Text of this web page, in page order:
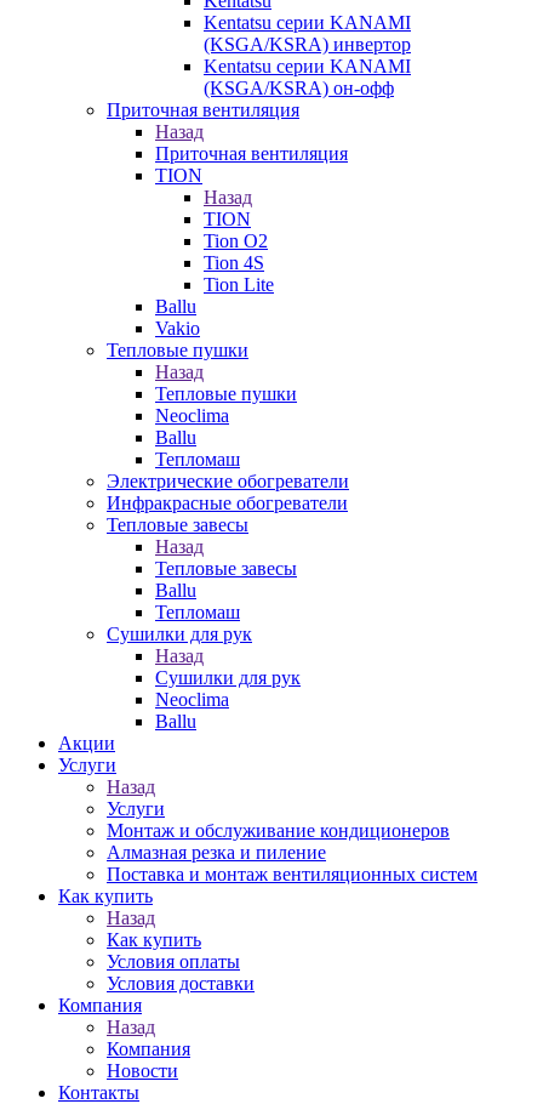
Kentatsu серии KANAMI
(KSGA/KSRA) инвертор
Kentatsu серии KANAMI
(KSGA/KSRA) он-офф
Приточная вентиляция
Назад
Приточная вентиляция
TION
Назад
TION
Tion O2
Tion 4S
Tion Lite
Ballu
Vakio
Тепловые пушки
Назад
Тепловые пушки
Neoclima
Ballu
Тепломаш
Электрические обогреватели
Инфракрасные обогреватели
Тепловые завесы
Назад
Тепловые завесы
Ballu
Тепломаш
Сушилки для рук
Назад
Сушилки для рук
Neoclima
Ballu
Акции
Услуги
Назад
Услуги
Монтаж и обслуживание кондиционеров
Алмазная резка и пиление
Поставка и монтаж вентиляционных систем
Как купить
Назад
Как купить
Условия оплаты
Условия доставки
Компания
Назад
Компания
Новости
Контакты